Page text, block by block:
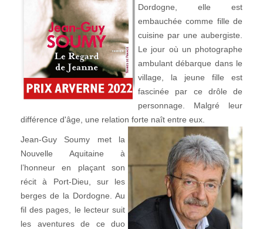
Dordogne, elle est
embauchée comme fille de
cuisine par une aubergiste.
Le jour où un photographe
ambulant débarque dans le
village, la jeune fille est
fascinée par ce drôle de
personnage. Malgré leur
différence d'âge, une relation forte naît entre eux.
Jean-Guy Soumy met la
Nouvelle Aquitaine à
l’honneur en plaçant son
récit à Port-Dieu, sur les
berges de la Dordogne. Au
fil des pages, le lecteur suit
les aventures de ce duo